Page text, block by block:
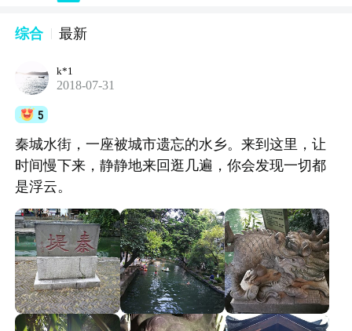
综合 最新
k*1
2018-07-31
5
秦城水街，一座被城市遗忘的水乡。来到这里，让
时间慢下来，静静地来回逛几遍，你会发现一切都
是浮云。